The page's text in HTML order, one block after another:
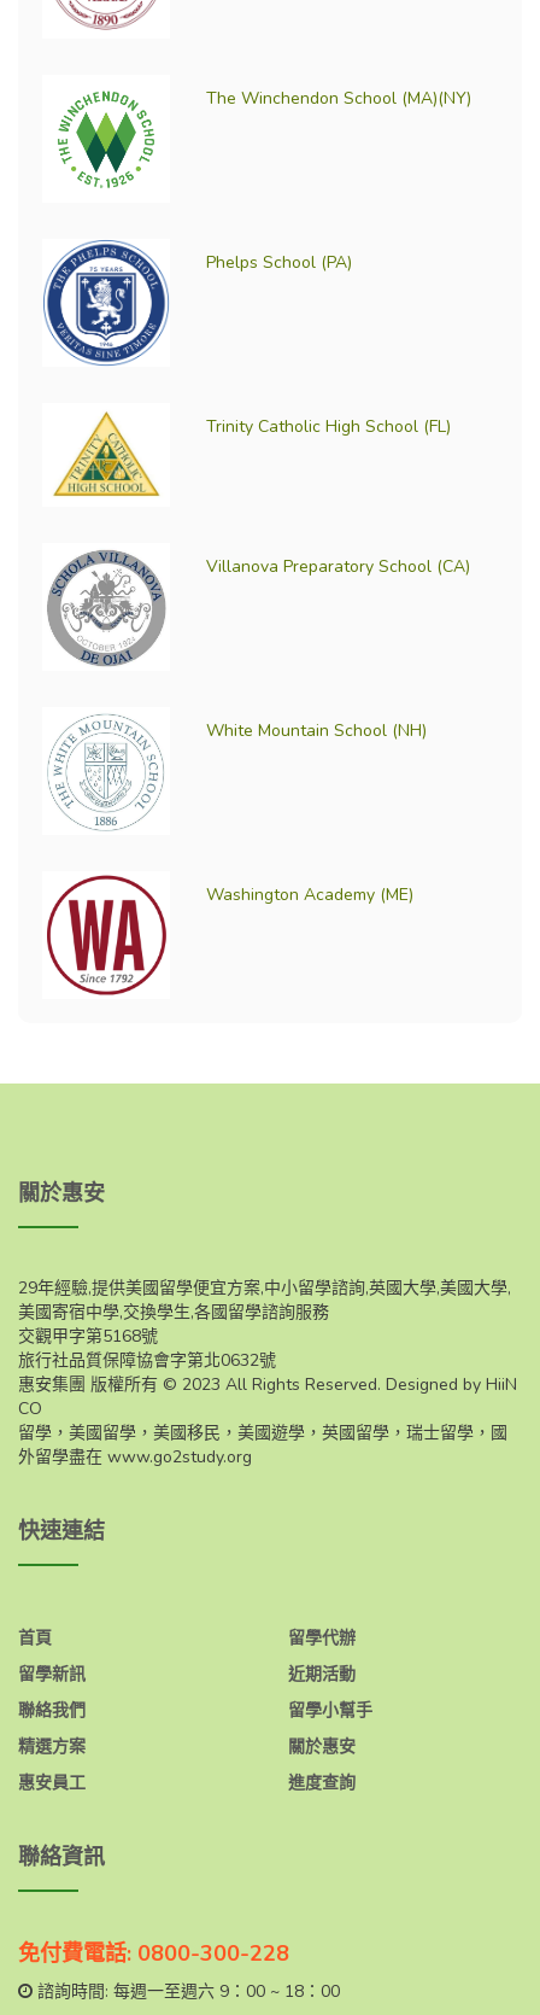
The Winchendon School (MA)(NY)
Phelps School (PA)
Trinity Catholic High School (FL)
Villanova Preparatory School (CA)
White Mountain School (NH)
Washington Academy (ME)
關於惠安
29年經驗,提供美國留學便宜方案,中小留學諮詢,英國大學,美國大學,
美國寄宿中學,交換學生,各國留學諮詢服務
交觀甲字第5168號
旅行社品質保障協會字第北0632號
惠安集團 版權所有 © 2023 All Rights Reserved. Designed by HiiN
CO
留學，美國留學，美國移民，美國遊學，英國留學，瑞士留學，國
外留學盡在 www.go2study.org
快速連結
首頁
留學新訊
聯絡我們
精選方案
惠安員工
留學代辦
近期活動
留學小幫手
關於惠安
進度查詢
聯絡資訊
免付費電話: 0800-300-228
諮詢時間: 每週一至週六 9：00 ~ 18：00